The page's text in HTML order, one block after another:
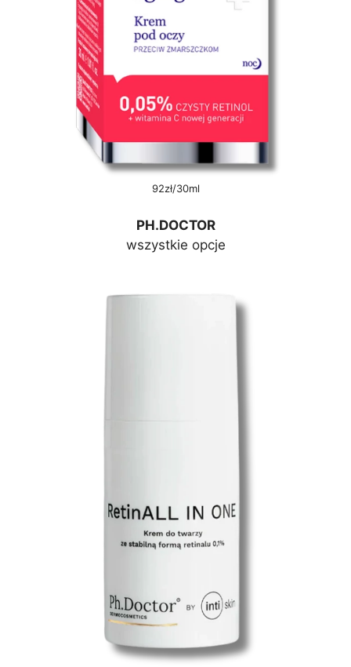
92zł/30ml
PH.DOCTOR
wszystkie opcje